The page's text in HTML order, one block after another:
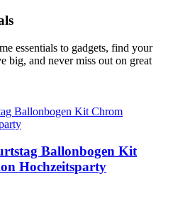
essentials to gadgets, find your
big, and never miss out on great
Ballonbogen Kit
Hochzeitsparty